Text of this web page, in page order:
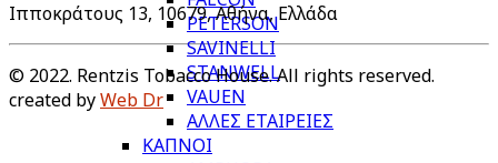
PETERSON
SAVINELLI
STANWELL
VAUEN
ΑΛΛΕΣ ΕΤΑΙΡΕΙΕΣ
ΚΑΠΝΟΙ
Ιπποκράτους 13, 10679, Αθήνα, Ελλάδα
© 2022. Rentzis Tobacco House. All rights reserved.
created byWeb Dr